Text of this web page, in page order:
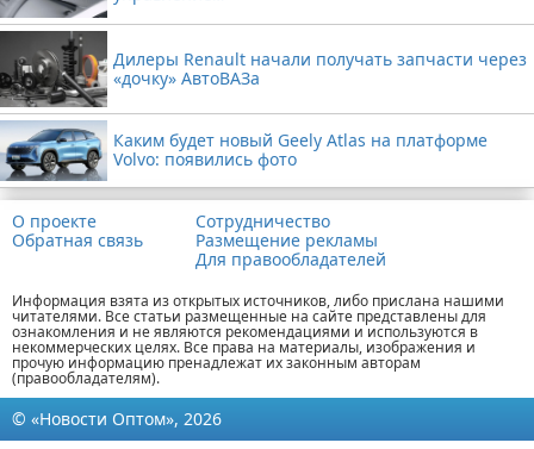
Дилеры Renault начали получать запчасти через
«дочку» АвтоВАЗа
Каким будет новый Geely Atlas на платформе
Volvo: появились фото
О проекте
Обратная связь
Сотрудничество
Размещение рекламы
Для правообладателей
Информация взята из открытых источников, либо прислана нашими
читателями. Все статьи размещенные на сайте представлены для
ознакомления и не являются рекомендациями и используются в
некоммерческих целях. Все права на материалы, изображения и
прочую информацию пренадлежат их законным авторам
(правообладателям).
© «Новости Оптом», 2026